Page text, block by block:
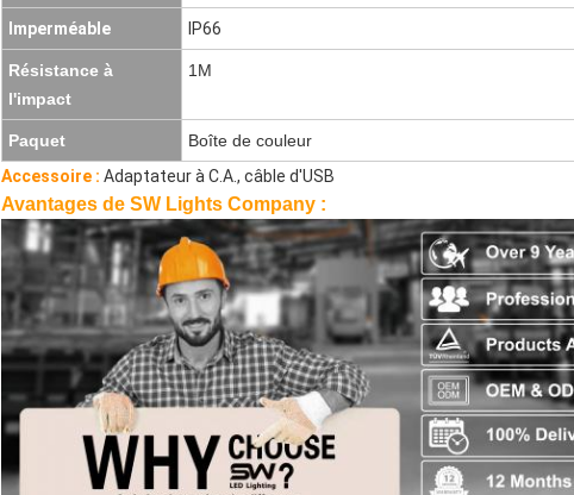
Imperméable IP66
Résistance à
l'impact
1M
Paquet
Boîte de couleur
Accessoire : Adaptateur à C.A., câble d'USB
Avantages de SW Lights Company :